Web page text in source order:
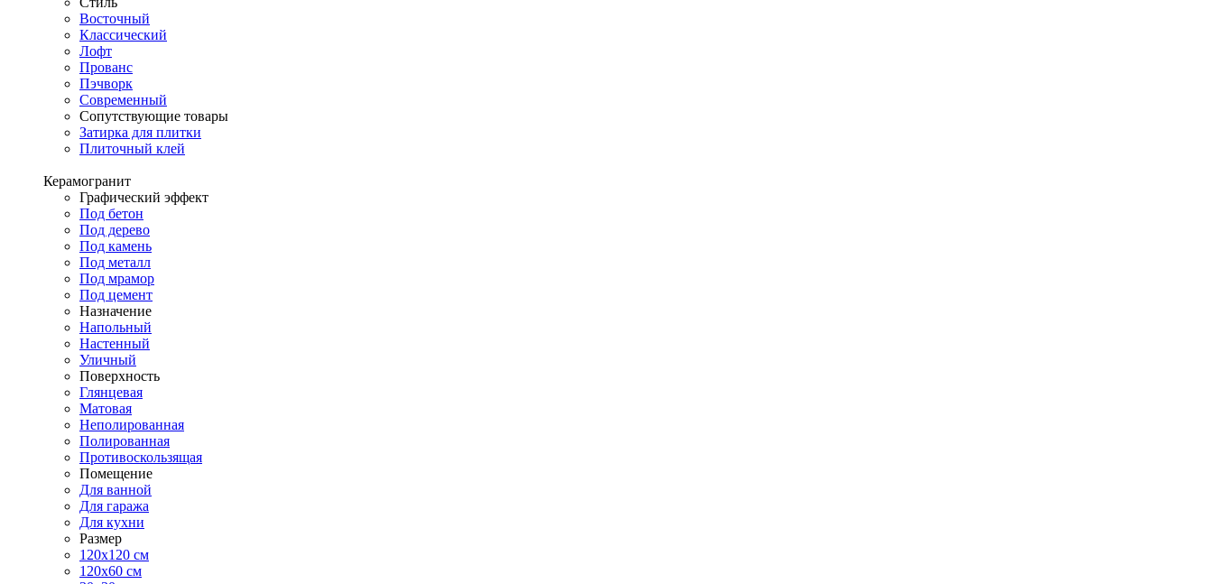
Восточный
Классический
Лофт
Прованс
Пэчворк
Современный
Сопутствующие товары
Затирка для плитки
Плиточный клей
Керамогранит
Графический эффект
Под бетон
Под дерево
Под камень
Под металл
Под мрамор
Под цемент
Назначение
Напольный
Настенный
Уличный
Поверхность
Глянцевая
Матовая
Неполированная
Полированная
Противоскользящая
Помещение
Для ванной
Для гаража
Для кухни
Размер
120x120 см
120x60 см